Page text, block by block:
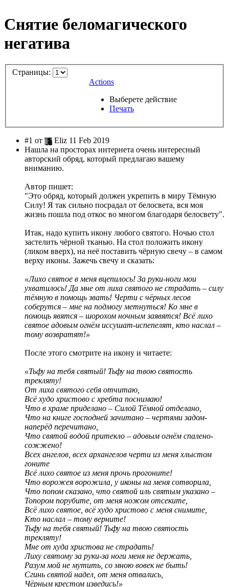
Снятие беломагического
негатива
Страницы:
Actions
Выберете действие
Печать
#1 от
Eliz 11 Feb 2019
Нашла на просторах интернета очень интересный
авторский обряд, который предлагаю вашему
вниманию.
Автор пишет:
"Это обряд, который должен укрепить в миру Тёмную
Силу! Я так сильно посрадал от белосвета, вся моя
жизнь пошла под откос во многом благодаря белосвету".
Итак, надо купить икону любого святого. Ночью стол
застелить чёрной тканью. На стол положить икону
(ликом вверх), на неё поставить чёрную свечу – в самом
верху иконы. Зажечь свечу и сказать:
«Лихо святое в меня вцепилось! За руки-ноги мои
ухватилось! Да мне от лиха святого не страдать – силу
тёмную в помощь звать! Черти с чёрных лесов
соберутся – мне на подмогу метнуться! Ко мне в
помощь явятся – шорохом ночным заявятся! Всё лихо
святое адовым огнём иссушат-испепелят, кто наслал –
тому возвратят!»
После этого смотрите на икону и читаете:
«Тьфу на тебя святый! Тьфу на твою святость
трекляту!
От лиха святого себя отчитаю,
Всё худо христово с хребта поснимаю!
Что в храме приделано – Силой Тёмной отделано,
Что на книге господней зачитано – чертями задом-
наперёд перечитано,
Что святой водой притекло – адовым огнём спалено-
сожжено!
Всех ангелов, всех архангелов черти из меня хлыстом
гоните
Всё лихо святое из меня прочь прогоните!
Что ворожея ворожила, у иконы на меня сотворила,
Что попом сказано, что святой иль святым указано –
Топором порубите, от меня ножом отсеките,
Всё лихо святое, всё худо христово с меня снимите,
Кто наслал – тому верните!
Тьфу на тебя святый! Тьфу на твою святость
трекляту!
Мне от худа христова не страдать!
Лиху святому за руки-за ноги меня не держать,
Разум мой не мутить, со мною вовек не быть!
Сгинь святой надел, от меня отвались,
Чёрным крестом изведись!»